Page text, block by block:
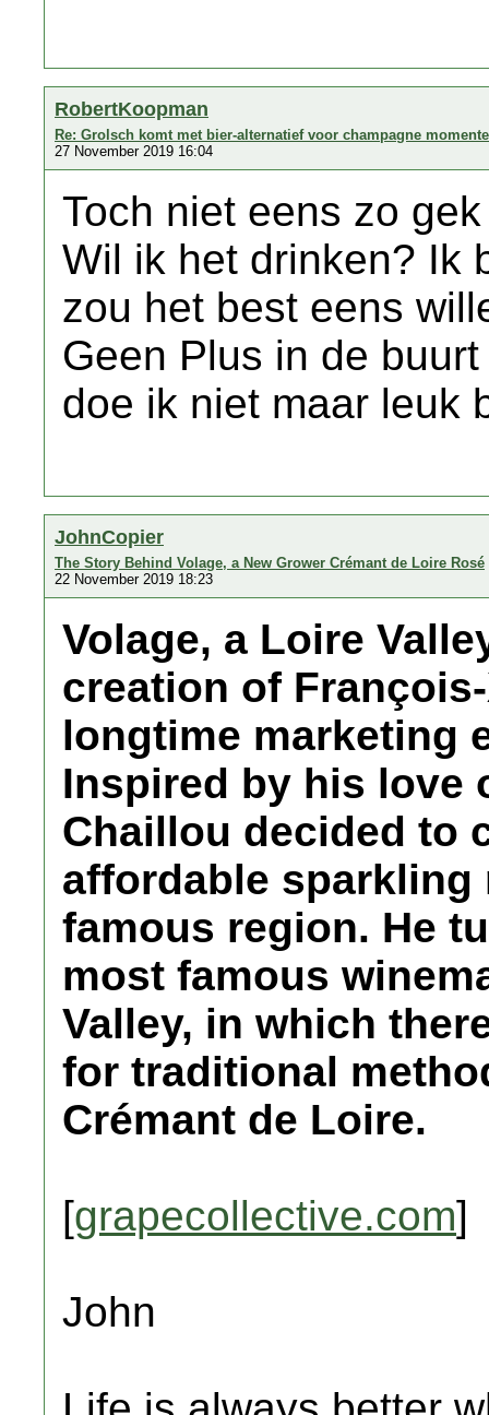
RobertKoopman
Re: Grolsch komt met bier-alternatief voor champagne
27 November 2019 16:04
Toch niet eens zo
Wil ik het drinken? Ik
zou het best eens
Geen Plus in de
doe ik niet maar leuk
JohnCopier
The Story Behind Volage, a New Grower Crémant de Loire Rosé
22 November 2019 18:23
Volage, a Loire
creation of
longtime marketing
Inspired by his love
Chaillou decided to
affordable
famous region. He
most famous
Valley, in which
for traditional
Crémant de Loire.
[grapecollective.com]
John